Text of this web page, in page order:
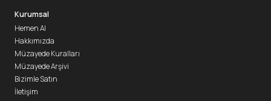
Kurumsal
Hemen Al
Hakkımızda
Müzayede Kuralları
Müzayede Arşivi
Bizimle Satın
İletişim